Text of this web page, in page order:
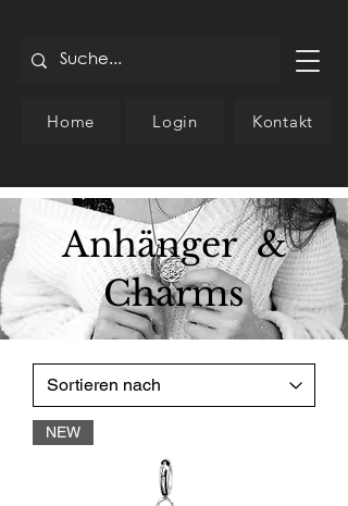
Home Login Kontakt
Anhänger &
Charms
NEW